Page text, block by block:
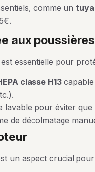
comme un
aux
essentielle pour
classe H13
lavable pour éviter que
de décolmatage
un aspect crucial